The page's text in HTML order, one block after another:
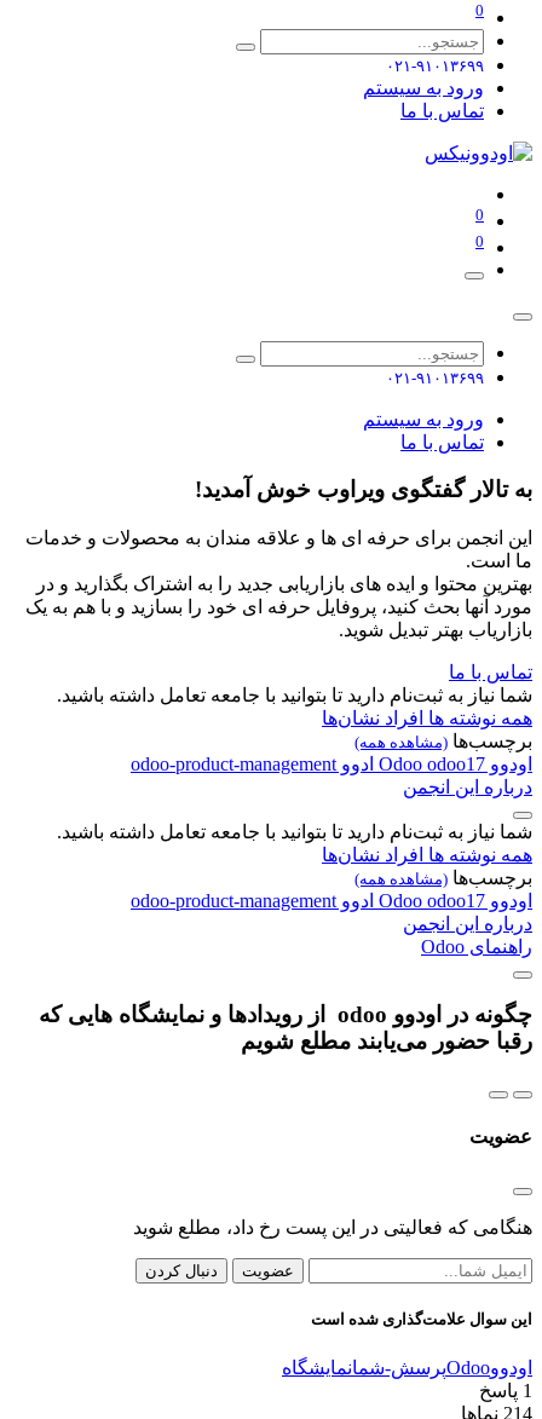
0
۰۲۱-۹۱۰۱۳۶۹۹
ورود به سیستم
تماس با ما
0
0
۰۲۱-۹۱۰۱۳۶۹۹
ورود به سیستم
تماس با ما
به تالار گفتگوی ویراوب خوش آمدید!
این انجمن برای حرفه ای ها و علاقه مندان به محصولات و خدمات
ما است.
بهترین محتوا و ایده های بازاریابی جدید را به اشتراک بگذارید و در
مورد آنها بحث کنید، پروفایل حرفه ای خود را بسازید و با هم به یک
بازاریاب بهتر تبدیل شوید.
تماس با ما
شما نیاز به ثبت‌نام دارید تا بتوانید با جامعه تعامل داشته باشید.
همه نوشته ها افراد نشان‌ها
برچسب‌ها (مشاهده همه)
اودوو Odoo odoo17 ادوو odoo-product-management
درباره این انجمن
شما نیاز به ثبت‌نام دارید تا بتوانید با جامعه تعامل داشته باشید.
همه نوشته ها افراد نشان‌ها
برچسب‌ها (مشاهده همه)
اودوو Odoo odoo17 ادوو odoo-product-management
درباره این انجمن
راهنمای Odoo
چگونه در اودوو odoo از رویدادها و نمایشگاه هایی که
رقبا حضور می‌یابند مطلع شویم
عضویت
هنگامی که فعالیتی در این پست رخ داد، مطلع شوید
عضویت دنبال کردن
این سوال علامت‌گذاری شده است
اودووOdooپرسش-شمانمایشگاه
1 پاسخ
214 نماها